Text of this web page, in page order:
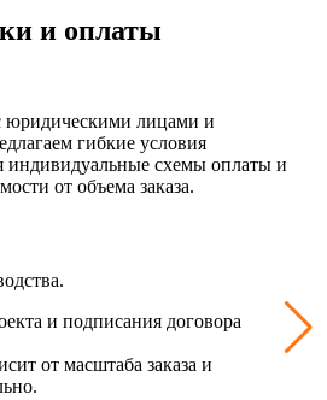
и оплаты
лицами и
гибкие условия
индивидуальные схемы оплаты и
от объема заказа.
и подписания договора
от масштаба заказа и